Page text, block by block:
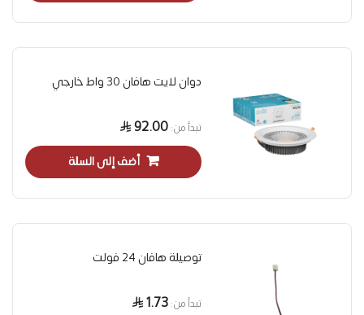
دوان لايت هافان 30 واط خارجي
تبدأ من 92.00
أضف إلى السلة
توصيلة هافان 24 فولت
تبدأ من 1.73